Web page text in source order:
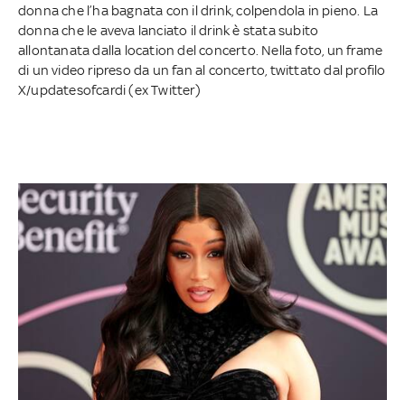
donna che l’ha bagnata con il drink, colpendola in pieno. La
donna che le aveva lanciato il drink è stata subito
allontanata dalla location del concerto. Nella foto, un frame
di un video ripreso da un fan al concerto, twittato dal profilo
X/updatesofcardi (ex Twitter)